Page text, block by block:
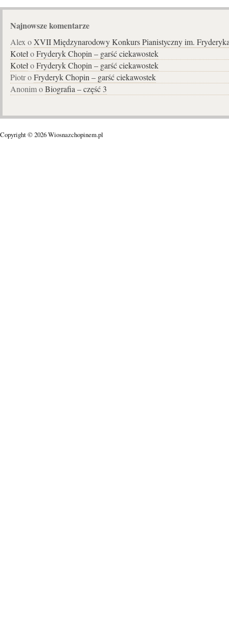
Najnowsze komentarze
Alex oXVII Międzynarodowy Konkurs Pianistyczny im.
KotełoFryderyk Chopin – garść ciekawostek
KotełoFryderyk Chopin – garść ciekawostek
Piotr oFryderyk Chopin – garść ciekawostek
Anonim oBiografia – część 3
Copyright © 2026 Wiosnazchopinem.pl